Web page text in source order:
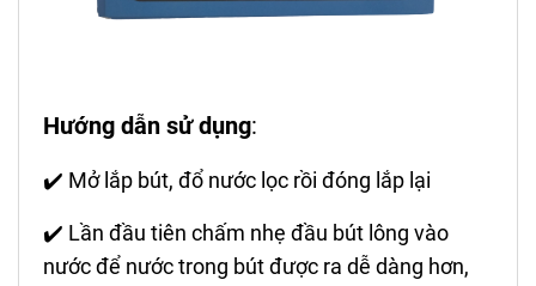
Hướng dẫn sử dụng:
✔️ Mở lắp bút, đổ nước lọc rồi đóng lắp lại
✔️ Lần đầu tiên chấm nhẹ đầu bút lông vào
nước để nước trong bút được ra dễ dàng hơn,